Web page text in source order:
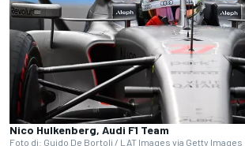
Nico Hulkenberg, Audi F1 Team
Foto di: Guido De Bortoli / LAT Images via Getty Images